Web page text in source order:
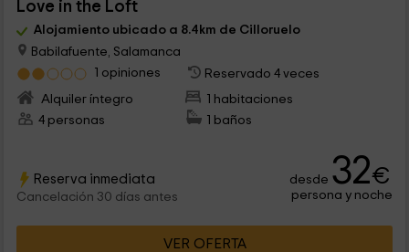
Love in the Loft
Alojamiento ubicado a 8.4km de Cilloruelo
Babilafuente, Salamanca
1 opiniones
Reservado 4 veces
Alquiler íntegro
1 habitaciones
4 personas
1 baños
Reserva inmediata
Cancelación 30 días antes
desde 32€
persona y noche
VER OFERTA